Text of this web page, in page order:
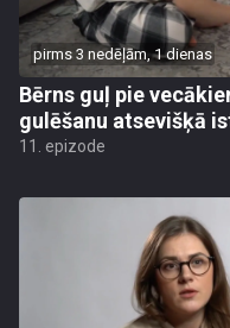
pirms 3 nedēļām, 1 dienas
Bērns guļ pie
gulēšanu atsevišķā
11. epizode